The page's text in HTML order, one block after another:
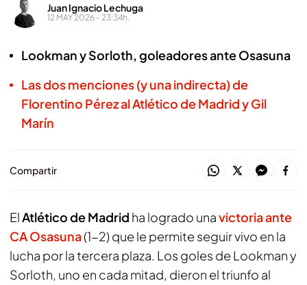
Juan Ignacio Lechuga
12 MAY 2026 - 23:34h.
Lookman y Sorloth, goleadores ante Osasuna
Las dos menciones (y una indirecta) de
Florentino Pérez al Atlético de Madrid y Gil
Marín
Compartir
ElAtlético de Madrid ha logrado unavictoria ante
CA Osasuna(1-2) que le permite seguir vivo en la
lucha por la tercera plaza. Los goles de Lookman y
Sorloth, uno en cada mitad, dieron el triunfo al